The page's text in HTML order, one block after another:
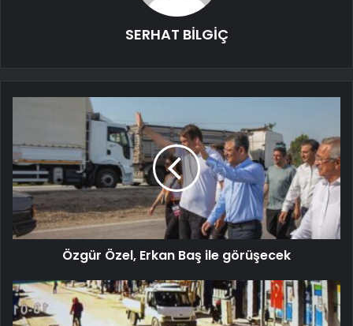
SERHAT BİLGİÇ
Özgür Özel, Erkan Baş ile görüşecek